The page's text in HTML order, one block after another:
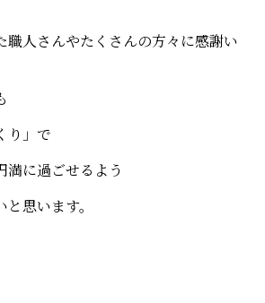
職人さんやたくさんの方々に感謝い
り」で
満に過ごせるよう
思います。